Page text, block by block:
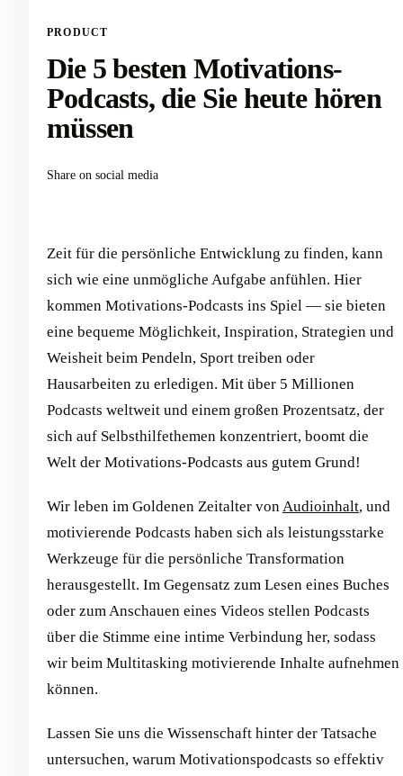
PRODUCT
Die 5 besten Motivations-
Podcasts, die Sie heute hören
müssen
Share on social media
Zeit für die persönliche Entwicklung zu finden, kann
sich wie eine unmögliche Aufgabe anfühlen. Hier
kommen Motivations-Podcasts ins Spiel — sie bieten
eine bequeme Möglichkeit, Inspiration, Strategien und
Weisheit beim Pendeln, Sport treiben oder
Hausarbeiten zu erledigen. Mit über 5 Millionen
Podcasts weltweit und einem großen Prozentsatz, der
sich auf Selbsthilfethemen konzentriert, boomt die
Welt der Motivations-Podcasts aus gutem Grund!
Wir leben im Goldenen Zeitalter vonAudioinhalt, und
motivierende Podcasts haben sich als leistungsstarke
Werkzeuge für die persönliche Transformation
herausgestellt. Im Gegensatz zum Lesen eines Buches
oder zum Anschauen eines Videos stellen Podcasts
über die Stimme eine intime Verbindung her, sodass
wir beim Multitasking motivierende Inhalte aufnehmen
können.
Lassen Sie uns die Wissenschaft hinter der Tatsache
untersuchen, warum Motivationspodcasts so effektiv